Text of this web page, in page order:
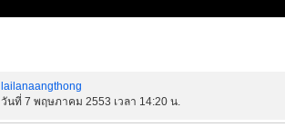
lailanaangthong
วันที่ 7 พฤษภาคม 2553 เวลา 14:20 น.